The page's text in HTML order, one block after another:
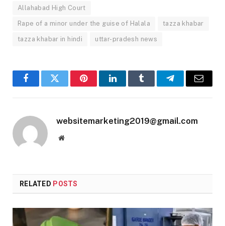
Allahabad High Court
Rape of a minor under the guise of Halala tazza khabar
tazza khabar in hindi uttar-pradesh news
FacebookTwitter PinterestLinkedInTumblr TelegramEmail
websitemarketing2019@gmail.com
Website
RELATED POSTS